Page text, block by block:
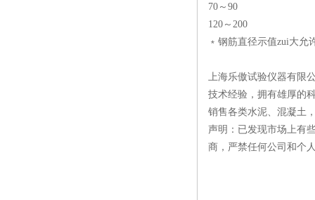
70～90
120～200
﹡钢筋直径示值zui大允
上海乐傲试验仪器有限
技术经验，拥有雄厚的
销售各类水泥、混凝土
声明：已发现市场上有
商，严禁任何公司和个